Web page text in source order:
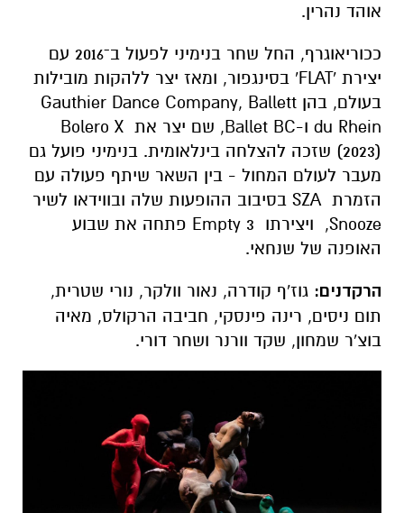
אוהד נהרין.
ככוריאוגרף, החל שחר בנימיני לפעול ב־2016 עם
יצירת 'FLAT' בסינגפור, ומאז יצר ללהקות מובילות
בעולם, בהן Gauthier Dance Company, Ballett
du Rhein ו-Ballet BC, שם יצר את Bolero X
(2023) שזכה להצלחה בינלאומית. בנימיני פועל גם
מעבר לעולם המחול - בין השאר שיתף פעולה עם
הזמרת SZA בסיבוב ההופעות שלה ובווידאו לשיר
Snooze, ויצירתו Empty 3 פתחה את שבוע
האופנה של שנחאי.
הרקדנים: גוז'ף קודרה, נאור וולקר, נורי שטרית,
תום ניסים, רינה פינסקי, חביבה הרקולס, מאיה
בוצ'ר שמחון, שקד וורנר ושחר דורי.